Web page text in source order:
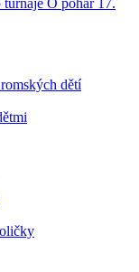
O pohár 17.
dětí